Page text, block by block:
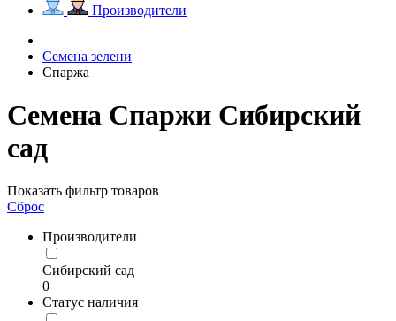
Производители
Семена зелени
Спаржа
Семена Спаржи Сибирский
сад
Показать фильтр товаров
Сброс
Производители
Сибирский сад
0
Статус наличия